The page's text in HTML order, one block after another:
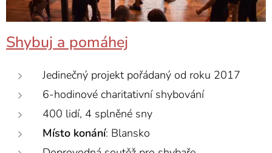
Shybuj a pomáhej
Jedinečný projekt pořádaný od roku 2017
6-hodinové charitativní shybování
400 lidí, 4 splněné sny
Místo konání: Blansko